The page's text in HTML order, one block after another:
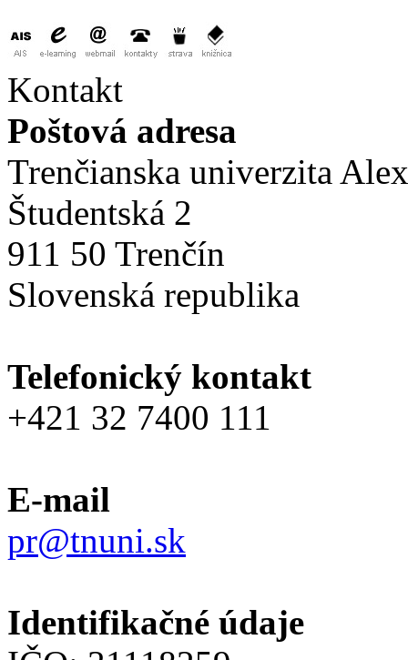
Kontakt
Poštová adresa
Trenčianska univerzita
Študentská 2
911 50 Trenčín
Slovenská republika
Telefonický kontakt
+421 32 7400 111
E-mail
pr@tnuni.sk
Identifikačné údaje